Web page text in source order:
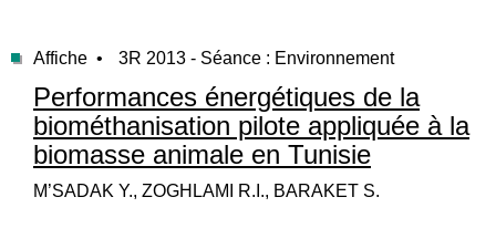
Affiche • 3R 2013 - Séance : Environnement
Performances énergétiques de la
biométhanisation pilote appliquée à la
biomasse animale en Tunisie
M’SADAK Y., ZOGHLAMI R.I., BARAKET S.